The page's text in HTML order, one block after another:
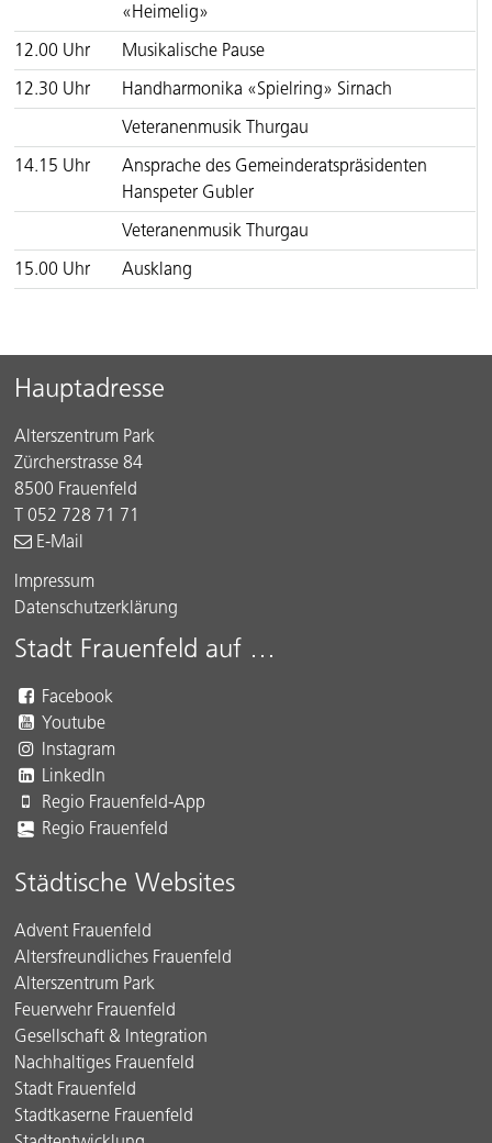
«Heimelig»
12.00 Uhr
Musikalische Pause
12.30 Uhr
Handharmonika «Spielring» Sirnach
Veteranenmusik Thurgau
14.15 Uhr
Ansprache des Gemeinderatspräsidenten
Hanspeter Gubler
Veteranenmusik Thurgau
15.00 Uhr
Ausklang
Sidebar
Footer
Hauptadresse
Alterszentrum Park
Zürcherstrasse 84
8500 Frauenfeld
T 052 728 71 71
E-Mail
Impressum
Datenschutzerklärung
Stadt Frauenfeld auf …
Facebook
Youtube
Instagram
LinkedIn
Regio Frauenfeld-App
Regio Frauenfeld
Städtische Websites
Advent Frauenfeld
Altersfreundliches Frauenfeld
Alterszentrum Park
Feuerwehr Frauenfeld
Gesellschaft & Integration
Nachhaltiges Frauenfeld
Stadt Frauenfeld
Stadtkaserne Frauenfeld